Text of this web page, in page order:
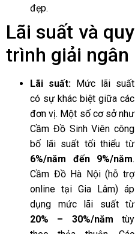
đẹp.
Lãi suất và quy
trình giải ngân
Lãi suất: Mức lãi suất
có sự khác biệt giữa các
đơn vị. Một số cơ sở như
Cầm Đồ Sinh Viên công
bố lãi suất tối thiểu từ
6%/năm đến 9%/năm.
Cầm Đồ Hà Nội (hỗ trợ
online tại Gia Lâm) áp
dụng mức lãi suất từ
20% – 30%/năm tùy